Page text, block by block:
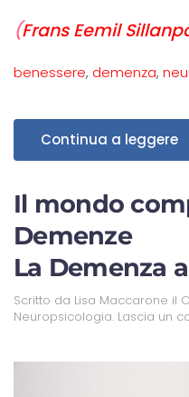
(Frans Eemil
benessere, demenza,
Continua a leggere
Il mondo
Demenze
La Demenza
Scritto da Lisa Maccarone il
Neuropsicologia. Lascia un